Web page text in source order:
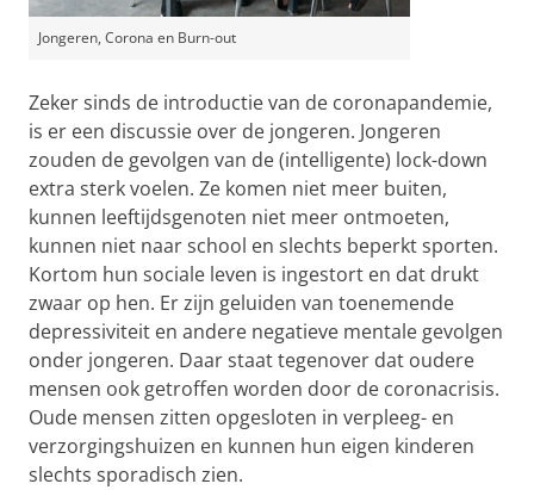
Jongeren, Corona en Burn-out
Zeker sinds de introductie van de coronapandemie,
is er een discussie over de jongeren. Jongeren
zouden de gevolgen van de (intelligente) lock-down
extra sterk voelen. Ze komen niet meer buiten,
kunnen leeftijdsgenoten niet meer ontmoeten,
kunnen niet naar school en slechts beperkt sporten.
Kortom hun sociale leven is ingestort en dat drukt
zwaar op hen. Er zijn geluiden van toenemende
depressiviteit en andere negatieve mentale gevolgen
onder jongeren. Daar staat tegenover dat oudere
mensen ook getroffen worden door de coronacrisis.
Oude mensen zitten opgesloten in verpleeg- en
verzorgingshuizen en kunnen hun eigen kinderen
slechts sporadisch zien.